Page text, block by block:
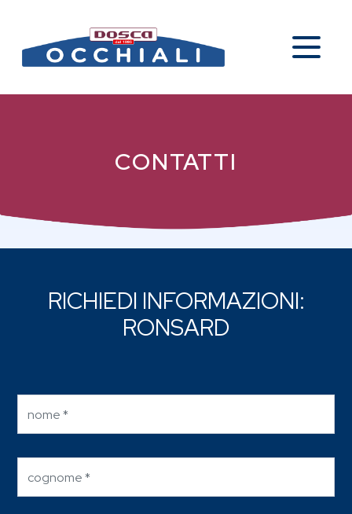
CONTATTI
RICHIEDI INFORMAZIONI:
RONSARD